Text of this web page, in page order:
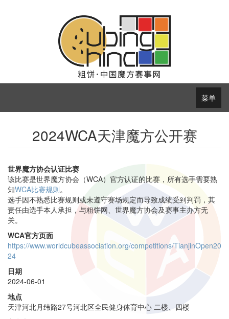
菜单
2024WCA天津魔方公开赛
世界魔方协会认证比赛
该比赛是世界魔方协会（WCA）官方认证的比赛，所有选手需要熟
知WCA比赛规则。
选手因不熟悉比赛规则或未遵守赛场规定而导致成绩受到判罚，其
责任由选手本人承担，与粗饼网、世界魔方协会及赛事主办方无
关。
WCA官方页面
https://www.worldcubeassociation.org/competitions/TianjinOpen20
24
日期
2024-06-01
地点
天津河北月纬路27号河北区全民健身体育中心 二楼、四楼